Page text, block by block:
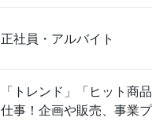
正社員・アルバイト
「トレンド」「ヒット商
仕事！企画や販売、事業